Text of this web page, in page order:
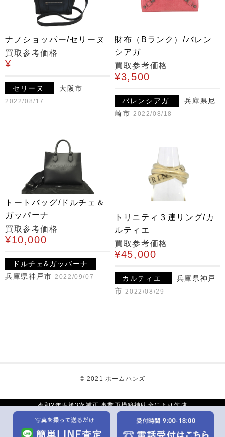
ナノショッパー/セリーヌ
買取参考価格
¥
セリーヌ 大阪市
2022/08/17
財布（Bランク）/バレン
シアガ
買取参考価格
¥3,500
バレンシアガ
兵庫県尼
崎市 2022/08/18
トートバッグ/ドルチェ＆
ガッパーナ
買取参考価格
¥10,000
ドルチェ&ガッバーナ
兵庫県神戸市 2022/09/07
トリニティ３連リング/カ
ルティエ
買取参考価格
¥45,000
カルティエ
兵庫県神戸
市 2022/08/29
© 2021 ホームハンズ
令和2年度第3次補正 事業再構築補助金により作成